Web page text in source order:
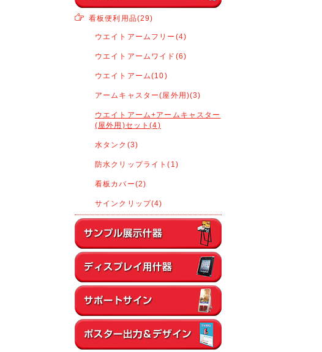
看板便利用品(29)
ウエイトアームフリー(4)
ウエイトアームワイド(6)
ウエイトアーム(10)
アームキャスター(屋外用)(3)
ウエイトアーム+アームキャスター
(屋外用)セット(4)
水タンク(3)
防水クリップライト(1)
看板カバー(2)
サインクリップ(4)